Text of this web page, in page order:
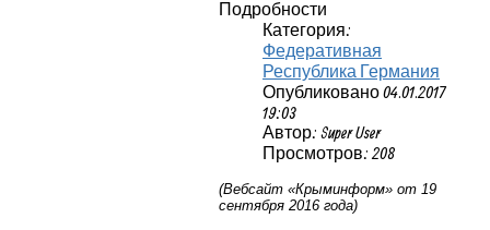
Подробности
Категория:
Федеративная
Республика Германия
Опубликовано 04.01.2017
19:03
Автор: Super User
Просмотров: 208
(Вебсайт «Крыминформ» от 19
сентября 2016 года)